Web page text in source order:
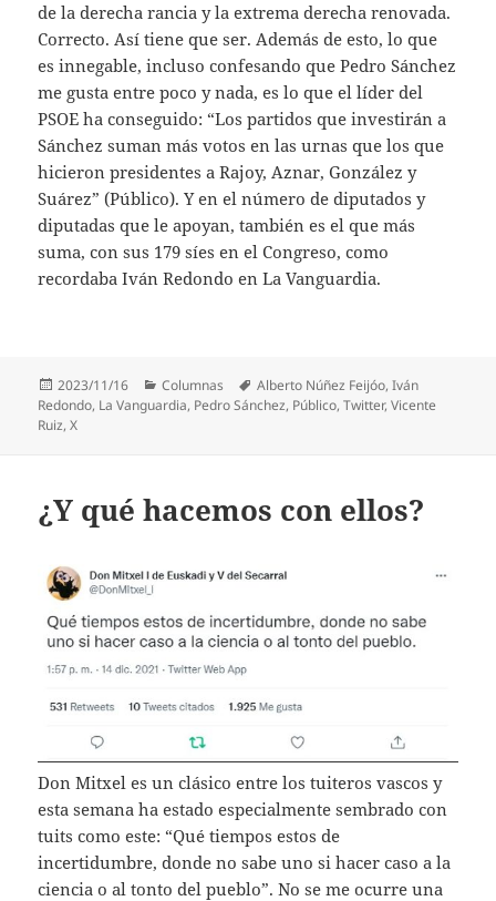
de la derecha rancia y la extrema derecha renovada.
Correcto. Así tiene que ser. Además de esto, lo que
es innegable, incluso confesando que Pedro Sánchez
me gusta entre poco y nada, es lo que el líder del
PSOE ha conseguido: “Los partidos que investirán a
Sánchez suman más votos en las urnas que los que
hicieron presidentes a Rajoy, Aznar, González y
Suárez” (Público). Y en el número de diputados y
diputadas que le apoyan, también es el que más
suma, con sus 179 síes en el Congreso, como
recordaba Iván Redondo en La Vanguardia.
Publicado
el
2023/11/16 Categorías
Columnas Etiquetas
Alberto Núñez Feijóo,Iván
Redondo, La Vanguardia, Pedro Sánchez, Público,Twitter,Vicente
Ruiz,X
¿Y qué hacemos con ellos?
Don Mitxel es un clásico entre los tuiteros vascos y
esta semana ha estado especialmente sembrado con
tuits como este: “Qué tiempos estos de
incertidumbre, donde no sabe uno si hacer caso a la
ciencia o al tonto del pueblo”. No se me ocurre una